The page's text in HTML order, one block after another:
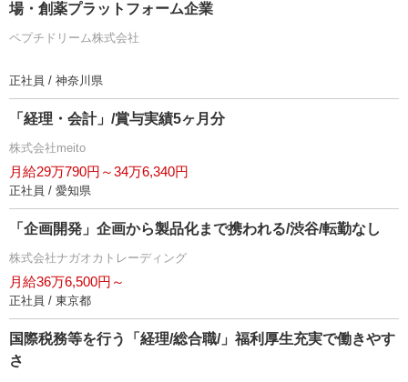
場・創薬プラットフォーム企業
ペプチドリーム株式会社
正社員 / 神奈川県
「経理・会計」/賞与実績5ヶ月分
株式会社meito
月給29万790円～34万6,340円
正社員 / 愛知県
「企画開発」企画から製品化まで携われる/渋谷/転勤なし
株式会社ナガオカトレーディング
月給36万6,500円～
正社員 / 東京都
国際税務等を行う「経理/総合職/」福利厚生充実で働きやす
さ